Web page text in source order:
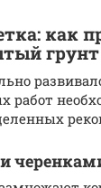
как
грунт
работ